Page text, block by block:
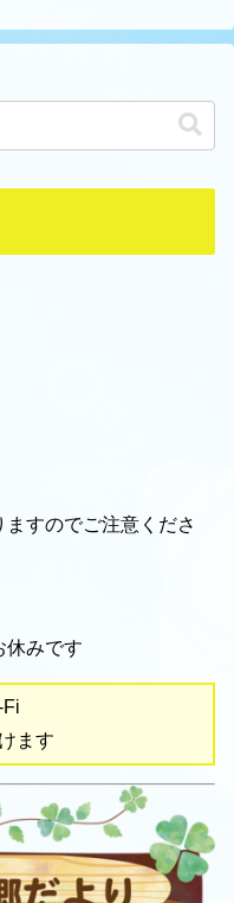
すのでご注意くださ
休みです
Fi
ます